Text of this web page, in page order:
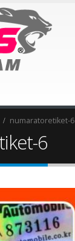
numaratoretiket-6
6